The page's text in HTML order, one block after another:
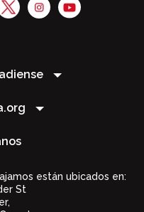
están ubicados en:
St